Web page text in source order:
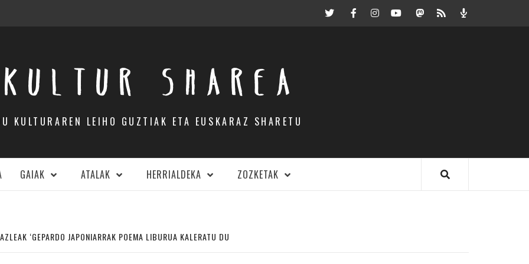
TwitterFacebookInstagramYoutubeMastodon.eus
RSS Podcast
KULTUR SHAREA
KULTURAREN LEIHO GUZTIAK ETA EUSKARAZ SHARETU
GAIAK ATALAK HERRIALDEKA ZOZKETAK
‘GEPARDO JAPONIARRAK POEMA LIBURUA KALERATU DU